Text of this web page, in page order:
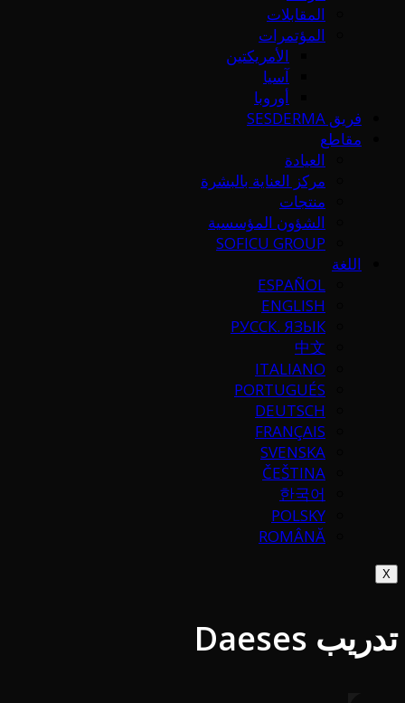
المقابلات
المؤتمرات
الأمريكتين
آسيا
أوروبا
فريق SESDERMA
مقاطع
العيادة
مركز العناية بالبشرة
منتجات
الشؤون المؤسسية
SOFICU GROUP
اللغة
ESPAÑOL
ENGLISH
РУССК. ЯЗЫК
中文
ITALIANO
PORTUGUÉS
DEUTSCH
FRANÇAIS
SVENSKA
ČEŠTINA
한국어
POLSKY
ROMÂNĂ
X
تدريب Daeses